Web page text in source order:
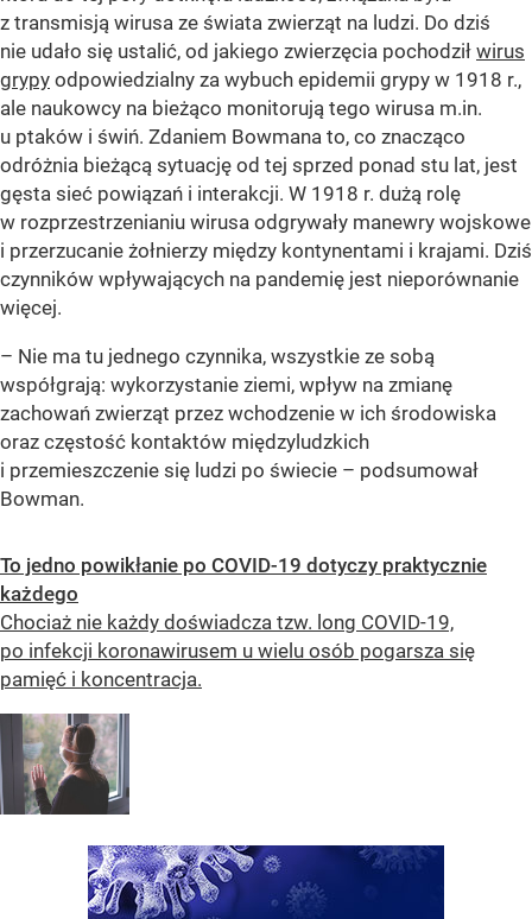
z transmisją wirusa ze świata zwierząt na ludzi. Do dziś
nie udało się ustalić, od jakiego zwierzęcia pochodził wirus
grypy odpowiedzialny za wybuch epidemii grypy w 1918 r.,
ale naukowcy na bieżąco monitorują tego wirusa m.in.
u ptaków i świń. Zdaniem Bowmana to, co znacząco
odróżnia bieżącą sytuację od tej sprzed ponad stu lat, jest
gęsta sieć powiązań i interakcji. W 1918 r. dużą rolę
w rozprzestrzenianiu wirusa odgrywały manewry wojskowe
i przerzucanie żołnierzy między kontynentami i krajami. Dziś
czynników wpływających na pandemię jest nieporównanie
więcej.
– Nie ma tu jednego czynnika, wszystkie ze sobą
współgrają: wykorzystanie ziemi, wpływ na zmianę
zachowań zwierząt przez wchodzenie w ich środowiska
oraz częstość kontaktów międzyludzkich
i przemieszczenie się ludzi po świecie – podsumował
Bowman.
To jedno powikłanie po COVID-19 dotyczy praktycznie
każdego
Chociaż nie każdy doświadcza tzw. long COVID-19,
po infekcji koronawirusem u wielu osób pogarsza się
pamięć i koncentracja.